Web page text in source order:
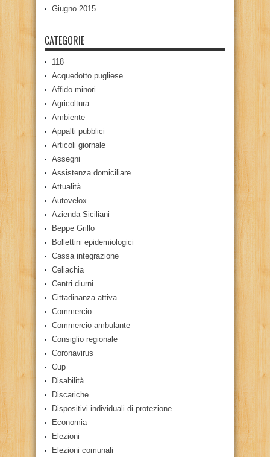
Giugno 2015
CATEGORIE
118
Acquedotto pugliese
Affido minori
Agricoltura
Ambiente
Appalti pubblici
Articoli giornale
Assegni
Assistenza domiciliare
Attualità
Autovelox
Azienda Siciliani
Beppe Grillo
Bollettini epidemiologici
Cassa integrazione
Celiachia
Centri diurni
Cittadinanza attiva
Commercio
Commercio ambulante
Consiglio regionale
Coronavirus
Cup
Disabilità
Discariche
Dispositivi individuali di protezione
Economia
Elezioni
Elezioni comunali